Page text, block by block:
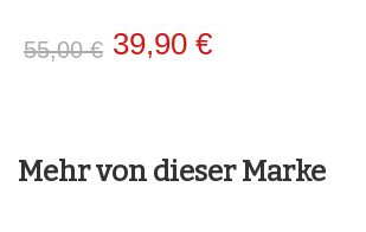
55,00 € 39,90 €
Mehr von dieser Marke